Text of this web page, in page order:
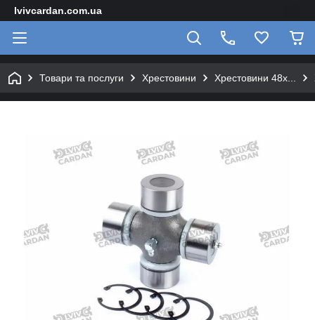
lvivcardan.com.ua
Товари та послуги Хрестовини Хрестовини 48х...